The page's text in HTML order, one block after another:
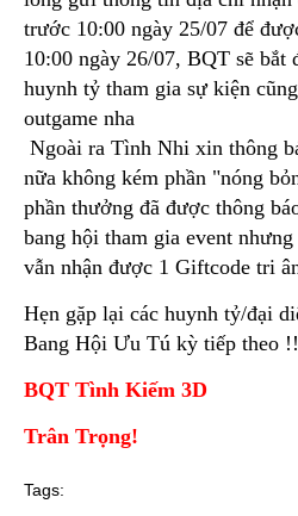
trước 10:00 ngày 25/07 để
10:00 ngày 26/07, BQT sẽ bắt
huynh tỷ tham gia sự kiện
outgame nha
Ngoài ra Tình Nhi xin thông
nữa không kém phần "nóng
phần thưởng đã được thông
bang hội tham gia event
vẫn nhận được 1 Giftcode tri
Hẹn gặp lại các huynh tỷ/đại
Bang Hội Ưu Tú kỳ tiếp theo
BQT Tình Kiếm 3D
Trân Trọng!
Tags: